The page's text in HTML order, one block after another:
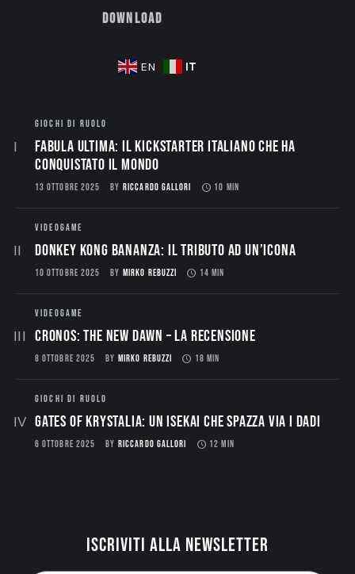
Download
EN IT
GIOCHI DI RUOLO
Fabula Ultima: il Kickstarter italiano che ha
conquistato il mondo
13 OTTOBRE 2025 BY RICCARDO GALLORI 10 MIN
VIDEOGAME
Donkey Kong Bananza: Il Tributo ad un’Icona
10 OTTOBRE 2025 BY MIRKO REBUZZI 14 MIN
VIDEOGAME
CRONOS: THE NEW DAWN – La Recensione
8 OTTOBRE 2025 BY MIRKO REBUZZI 18 MIN
GIOCHI DI RUOLO
Gates of Krystalia: Un Isekai che spazza via i dadi
6 OTTOBRE 2025 BY RICCARDO GALLORI 12 MIN
Iscriviti alla newsletter